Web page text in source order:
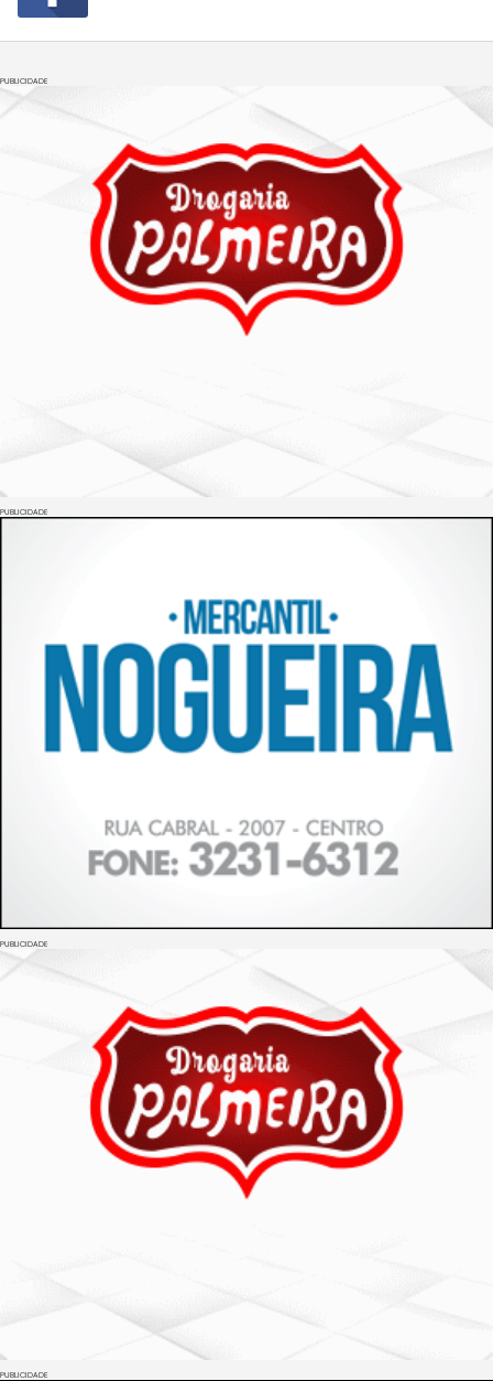
PUBLICIDADE
PUBLICIDADE
PUBLICIDADE
PUBLICIDADE